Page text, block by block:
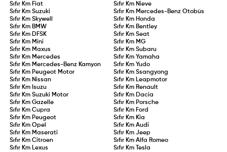
Sıfır Km Fiat Sıfır Km Nieve
Sıfır KmSuzuki Sıfır Km Mercedes-Benz Otobüs
Sıfır KmSkywell Sıfır Km Honda
Sıfır Km BMW Sıfır Km Bentley
Sıfır Km DFSK Sıfır Km Seat
Sıfır Km Mini Sıfır Km MG
Sıfır Km Maxus Sıfır Km Subaru
Sıfır Km Mercedes Sıfır Km Yamaha
Sıfır Km Mercedes-Benz Kamyon Sıfır Km Yudo
Sıfır Km Peugeot Motor Sıfır Km Ssangyong
Sıfır Km Nissan Sıfır Km Leapmotor
Sıfır Km Isuzu Sıfır Km Renault
Sıfır KmSuzuki Motor Sıfır Km Dacia
Sıfır KmGazelle Sıfır Km Porsche
Sıfır KmCupra Sıfır Km Ford
Sıfır Km Peugeot Sıfır Km Kia
Sıfır KmOpel Sıfır Km Audi
Sıfır Km Maserati Sıfır Km Jeep
Sıfır KmCitroen Sıfır Km Alfa Romeo
Sıfır Km Lexus Sıfır Km
Tesla